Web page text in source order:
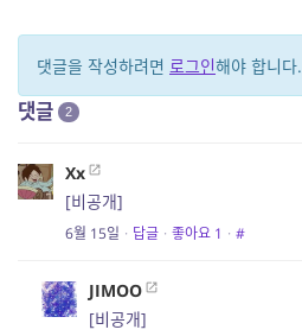
댓글을 작성하려면 로그인해야 합니다.
댓글 2
Xx
[비공개]
6월 15일 · 답글 · 좋아요 1 · #
JIMOO
[비공개]